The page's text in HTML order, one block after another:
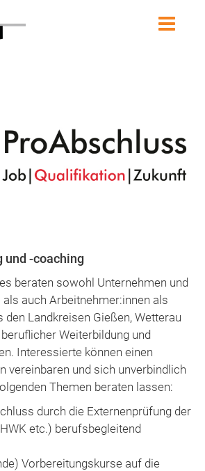
und -coaching
beraten sowohl Unternehmen und
auch Arbeitnehmer:innen als
den Landkreisen Gießen, Wetterau
Weiterbildung und
Interessierte können einen
vereinbaren und sich unverbindlich
Themen beraten lassen:
durch die Externenprüfung der
etc.) berufsbegleitend
Vorbereitungskurse auf die